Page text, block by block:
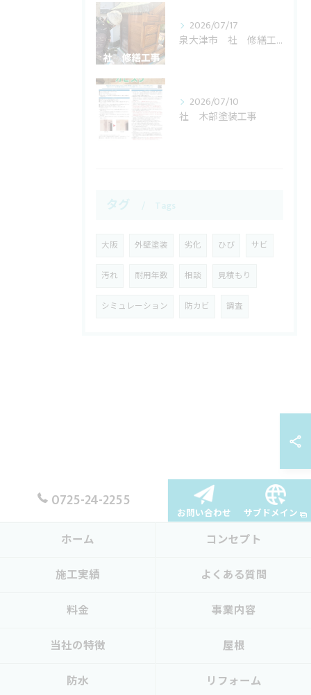
2026/07/17
泉大津市 社 修繕工事
2026/07/10
社 木部塗装工事
タグ Tags
大阪 外壁塗装 劣化 ひび サビ
汚れ 耐用年数 相談 見積もり
シミュレーション 防カビ 調査
0725-24-2255
お問い合わせ サブドメイン
ホーム
コンセプト
施工実績
よくある質問
料金
事業内容
当社の特徴
屋根
防水
リフォーム